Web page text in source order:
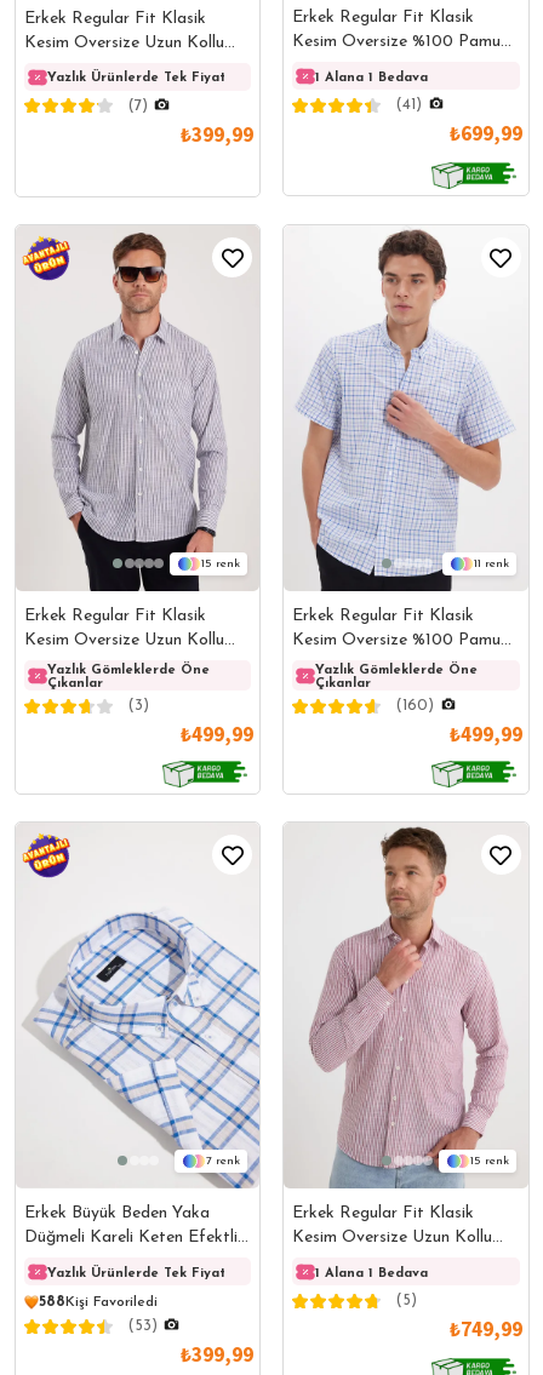
Erkek Regular Fit Klasik
Kesim Oversize Uzun Kollu
%100 Pamuk Keten Doku Tek
Cepli Bej Çizgili Gömlek
Yazlık Ürünlerde Tek Fiyat Yazlık Ürünlerde Tek Fiyat
(7)
₺399,99
Erkek Regular Fit Klasik
Kesim Oversize %100 Pamuk
Keten Doku Tek Cep Kareli
Düğmeli Yaka Gömlek
1 Alana 1 Bedava
(41)
₺699,99
15
Erkek Regular Fit Klasik
Kesim Oversize Uzun Kollu
%100 Pamuk Keten Doku Tek
Cepli Füme Çizgili Gömlek
Yazlık Gömleklerde Öne
Çıkanlar
Yazlık Gömleklerde Öne
Çıkanlar
(3)
₺499,99
11
Erkek Regular Fit Klasik
Kesim Oversize %100 Pamuk
Keten Doku Tek Cep Kareli
Düğmeli Yaka Gömlek
Yazlık Gömleklerde Öne
Çıkanlar
(160)
₺499,99
7
Erkek Büyük Beden Yaka
Düğmeli Kareli Keten Efektli
Kısa Kollu Gömlek
Yazlık Ürünlerde Tek Fiyat Yazlık Ürünlerde Tek Fiyat
588Kişi Favoriledi
(53)
₺399,99
15
Erkek Regular Fit Klasik
Kesim Oversize Uzun Kollu
%100 Pamuk Keten Doku Tek
Cepli Bordo Çizgili Gömlek
1 Alana 1 Bedava
(5)
₺749,99